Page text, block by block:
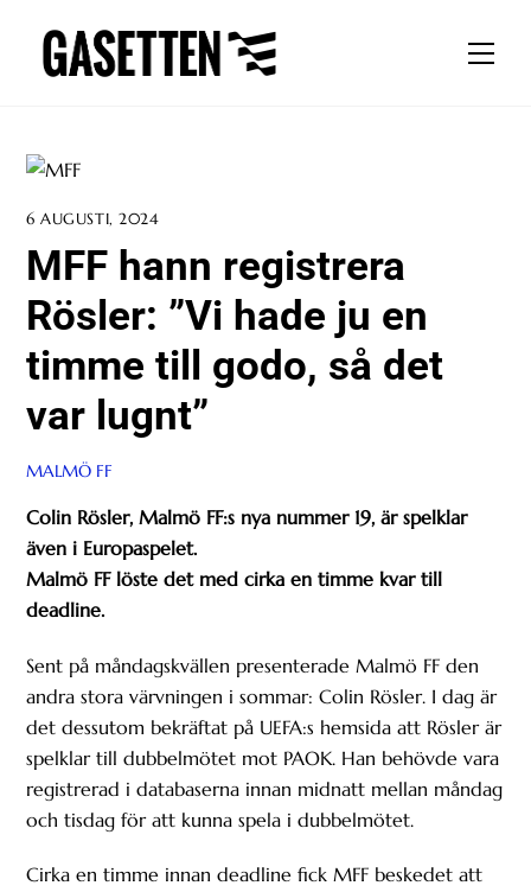
content
6 AUGUSTI, 2024
MFF hann registrera
Rösler: ”Vi hade ju en
timme till godo, så det
var lugnt”
MALMÖ FF
Colin Rösler, Malmö FF:s nya nummer 19, är spelklar
även i Europaspelet.
Malmö FF löste det med cirka en timme kvar till
deadline.
Sent på måndagskvällen presenterade Malmö FF den
andra stora värvningen i sommar: Colin Rösler. I dag är
det dessutom bekräftat på UEFA:s hemsida att Rösler är
spelklar till dubbelmötet mot PAOK. Han behövde vara
registrerad i databaserna innan midnatt mellan måndag
och tisdag för att kunna spela i dubbelmötet.
Cirka en timme innan deadline fick MFF beskedet att